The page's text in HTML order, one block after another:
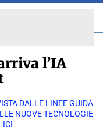
l’IA
DALLE LINEE GUIDA
NUOVE TECNOLOGIE